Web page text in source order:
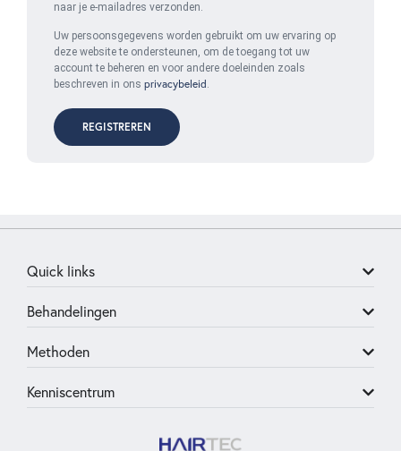
naar je e-mailadres verzonden.
Uw persoonsgegevens worden gebruikt om uw ervaring op
deze website te ondersteunen, om de toegang tot uw
account te beheren en voor andere doeleinden zoals
beschreven in ons privacybeleid.
REGISTREREN
Quick links
Behandelingen
Methoden
Kenniscentrum